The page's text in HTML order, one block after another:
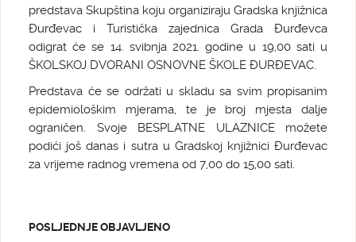
predstava Skupština koju organiziraju Gradska knjižnica
Đurđevac i Turistička zajednica Grada Đurđevca
odigrat će se 14. svibnja 2021. godine u 19,00 sati u
ŠKOLSKOJ DVORANI OSNOVNE ŠKOLE ĐURĐEVAC.
Predstava će se održati u skladu sa svim propisanim
epidemiološkim mjerama, te je broj mjesta dalje
ograničen. Svoje BESPLATNE ULAZNICE možete
podići još danas i sutra u Gradskoj knjižnici Đurđevac
za vrijeme radnog vremena od 7,00 do 15,00 sati.
POSLJEDNJE OBJAVLJENO